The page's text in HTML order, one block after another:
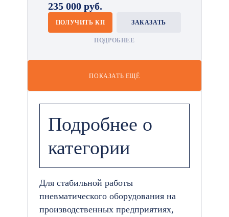
235 000 руб.
ПОЛУЧИТЬ КП ЗАКАЗАТЬ
ПОДРОБНЕЕ
ПОКАЗАТЬ ЕЩЁ
Подробнее о
категории
Для стабильной работы
пневматического оборудования на
производственных предприятиях,